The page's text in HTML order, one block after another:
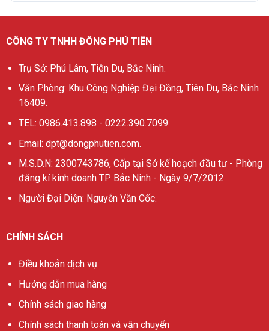
CÔNG TY TNHH ĐÔNG PHÚ TIÊN
Trụ Sở: Phú Lâm, Tiên Du, Bắc Ninh.
Văn Phòng: Khu Công Nghiệp Đại Đồng, Tiên Du, Bắc Ninh
16409.
TEL: 0986.413.898 - 0222.390.7099
Email: dpt@dongphutien.com.
M.S.D.N: 2300743786, Cấp tại Sở kế hoạch đầu tư - Phòng
đăng kí kinh doanh TP. Bắc Ninh - Ngày 9/7/2012
Người Đại Diện: Nguyễn Văn Cốc.
CHÍNH SÁCH
Điều khoản dịch vụ
Hướng dẫn mua hàng
Chính sách giao hàng
Chính sách thanh toán và vận chuyển